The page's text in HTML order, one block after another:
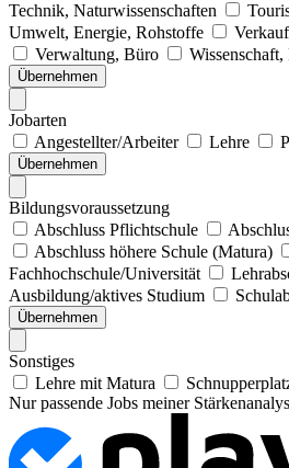
Technik, Naturwissenschaften
Umwelt, Energie, Rohstoffe
Verwaltung, Büro
Übernehmen
Jobarten
Angestellter/Arbeiter
Lehre
Übernehmen
Bildungsvoraussetzung
Abschluss Pflichtschule
Abschluss höhere Schule (Matura)
Fachhochschule/Universität
Ausbildung/aktives Studium
Übernehmen
Sonstiges
Lehre mit Matura
Nur passende Jobs meiner